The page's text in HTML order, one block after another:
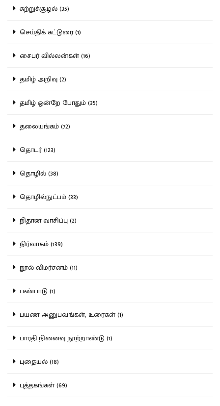
சுற்றுச்சூழல் (35)
செய்திக் கட்டுரை (1)
சைபர் வில்லன்கள் (16)
தமிழ் அறிவு (2)
தமிழ் ஒன்றே போதும் (35)
தலையங்கம் (72)
தொடர் (123)
தொழில் (38)
தொழில்நுட்பம் (33)
நிதான வாசிப்பு (2)
நிர்வாகம் (139)
நூல் விமர்சனம் (11)
பண்பாடு (1)
பயண அனுபவங்கள், உரைகள் (1)
பாரதி நினைவு நூற்றாண்டு (1)
புதையல் (18)
புத்தகங்கள் (69)